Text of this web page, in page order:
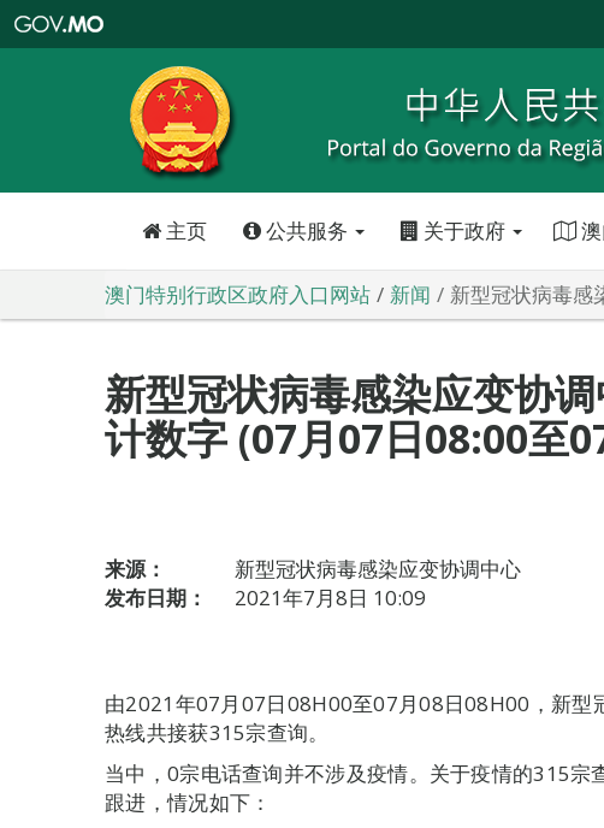
特
政
区
政
口
主页 公共服务 关于政府 澳
澳门特别行政区政府入口网站 新闻 新型冠状病毒感
新型冠状病毒感染应变协
计数字 (07月07日08:00至
来源：
新型冠状病毒感染应变协调中心
发布日期：
2021年7月8日 10:09
由2021年07月07日08H00至07月08日08H00，新型
热线共接获315宗查询。
当中，0宗电话查询并不涉及疫情。关于疫情的315宗
跟进，情况如下：